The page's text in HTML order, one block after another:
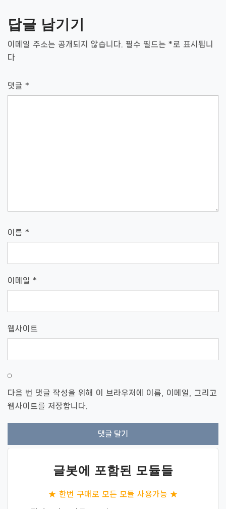
게
이
션
답글 남기기
이메일 주소는 공개되지 않습니다. 필수 필드는 * 로 표시됩니
다
댓글 *
이름 *
이메일 *
웹사이트
다음 번 댓글 작성을 위해 이 브라우저에 이름, 이메일, 그리고
웹사이트를 저장합니다.
글봇에 포함된 모듈들
★ 한번 구매로 모든 모듈 사용가능 ★